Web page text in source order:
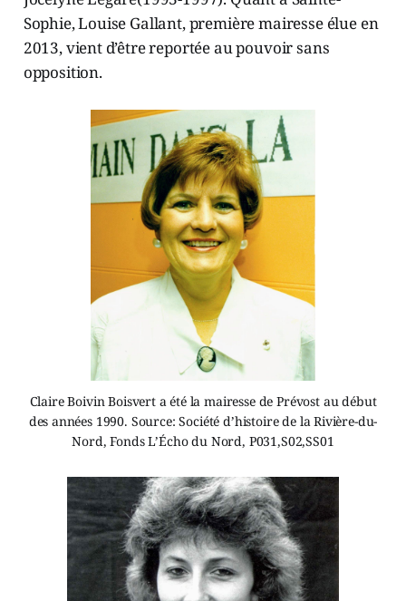
Sophie, Louise Gallant, première mairesse élue en
2013, vient d’être reportée au pouvoir sans
opposition.
Claire Boivin Boisvert a été la mairesse de Prévost au début
des années 1990. Source: Société d’histoire de la Rivière-du-
Nord, Fonds L’Écho du Nord, P031,S02,SS01